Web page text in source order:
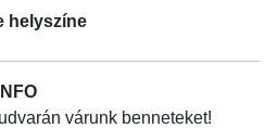
helyszíne
várunk benneteket!